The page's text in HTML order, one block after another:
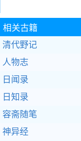
相关古籍
清代野记
人物志
日闻录
日知录
容斋随笔
神异经